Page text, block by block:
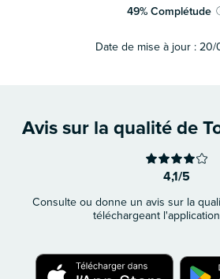
49%Complétude
Date de mise à jour : 20/
Avis sur la qualité de
4,1/5
Consulte ou donne un avis sur la
téléchargeant